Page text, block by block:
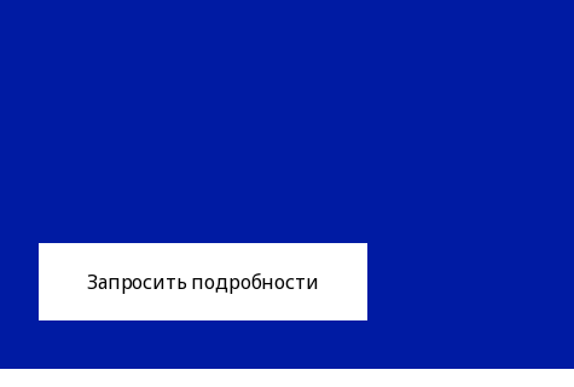
Запросить подробности